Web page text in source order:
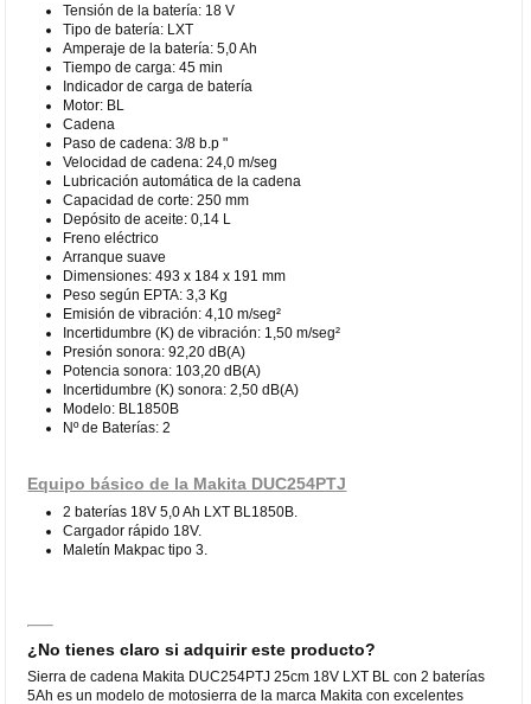
Tensión de la batería: 18 V
Tipo de batería: LXT
Amperaje de la batería: 5,0 Ah
Tiempo de carga: 45 min
Indicador de carga de batería
Motor: BL
Cadena
Paso de cadena: 3/8 b.p "
Velocidad de cadena: 24,0 m/seg
Lubricación automática de la cadena
Capacidad de corte: 250 mm
Depósito de aceite: 0,14 L
Freno eléctrico
Arranque suave
Dimensiones: 493 x 184 x 191 mm
Peso según EPTA: 3,3 Kg
Emisión de vibración: 4,10 m/seg²
Incertidumbre (K) de vibración: 1,50 m/seg²
Presión sonora: 92,20 dB(A)
Potencia sonora: 103,20 dB(A)
Incertidumbre (K) sonora: 2,50 dB(A)
Modelo: BL1850B
Nº de Baterías: 2
Equipo básico de la Makita DUC254PTJ
2 baterías 18V 5,0 Ah LXT BL1850B.
Cargador rápido 18V.
Maletín Makpac tipo 3.
¿No tienes claro si adquirir este producto?
Sierra de cadena Makita DUC254PTJ 25cm 18V LXT BL con 2 baterías
5Ah es un modelo de motosierra de la marca Makita con excelentes